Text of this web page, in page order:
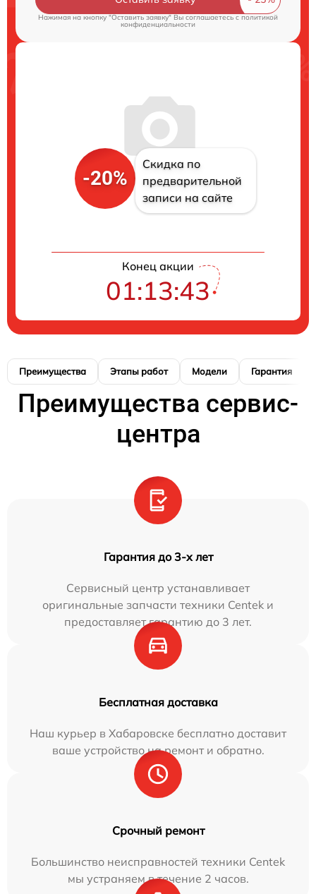
Нажимая на кнопку "Оставить заявку" Вы соглашаетесь c политикой
конфиденциальности
-20%
Скидка по
предварительной
записи на сайте
Конец акции
01:13:42
Преимущества Этапы работ Модели Гарантия
Преимущества сервис-
центра
Гарантия до 3-х лет
Сервисный центр устанавливает
оригинальные запчасти техники Centek и
предоставляет гарантию до 3 лет.
Бесплатная доставка
Наш курьер в Хабаровске бесплатно доставит
ваше устройство на ремонт и обратно.
Срочный ремонт
Большинство неисправностей техники Centek
мы устраняем в течение 2 часов.